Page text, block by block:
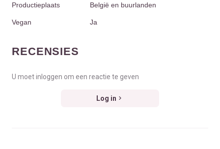
Productieplaats België en buurlanden
Vegan Ja
RECENSIES
U moet inloggen om een reactie te geven
Log in